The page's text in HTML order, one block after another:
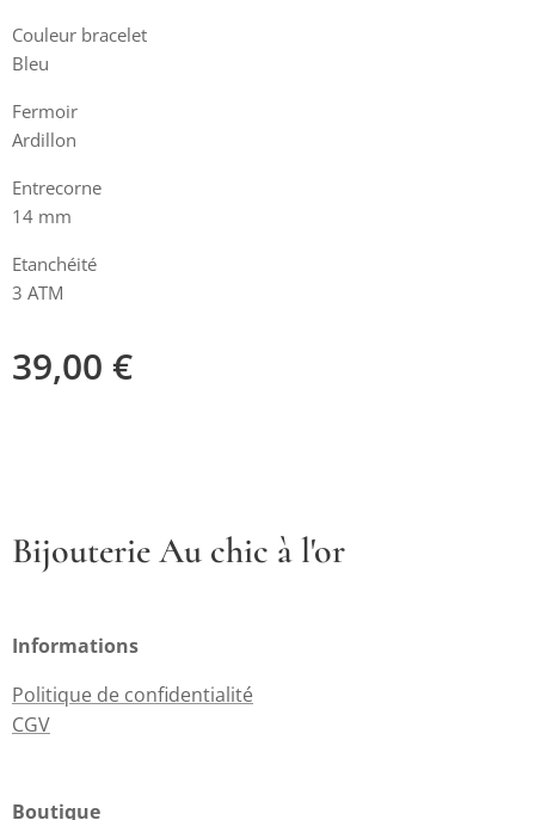
Couleur bracelet
Bleu
Fermoir
Ardillon
Entrecorne
14 mm
Etanchéité
3 ATM
39,00 €
Bijouterie Au chic à l'or
Informations
Politique de confidentialité
CGV
Boutique